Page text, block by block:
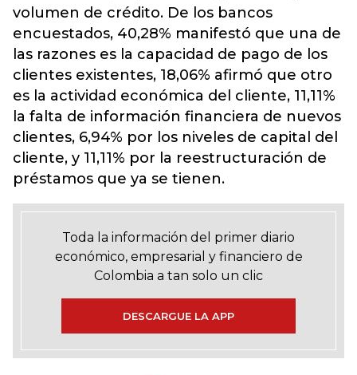
volumen de crédito. De los bancos
encuestados, 40,28% manifestó que una de
las razones es la capacidad de pago de los
clientes existentes, 18,06% afirmó que otro
es la actividad económica del cliente, 11,11%
la falta de información financiera de nuevos
clientes, 6,94% por los niveles de capital del
cliente, y 11,11% por la reestructuración de
préstamos que ya se tienen.
Toda la información del primer diario
económico, empresarial y financiero de
Colombia a tan solo un clic
DESCARGUE LA APP